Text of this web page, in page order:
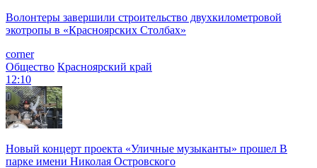
Волонтеры завершили строительство двухкилометровой
экотропы в «Красноярских Столбах»
corner
Общество Красноярский край
12:10
Новый концерт проекта «Уличные музыканты» прошел В
парке имени Николая Островского